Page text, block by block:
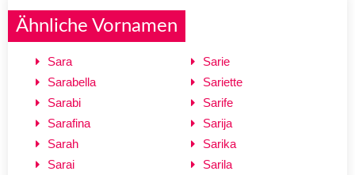
Ähnliche Vornamen
Sara
Sarabella
Sarabi
Sarafina
Sarah
Sarai
Sarie
Sariette
Sarife
Sarija
Sarika
Sarila